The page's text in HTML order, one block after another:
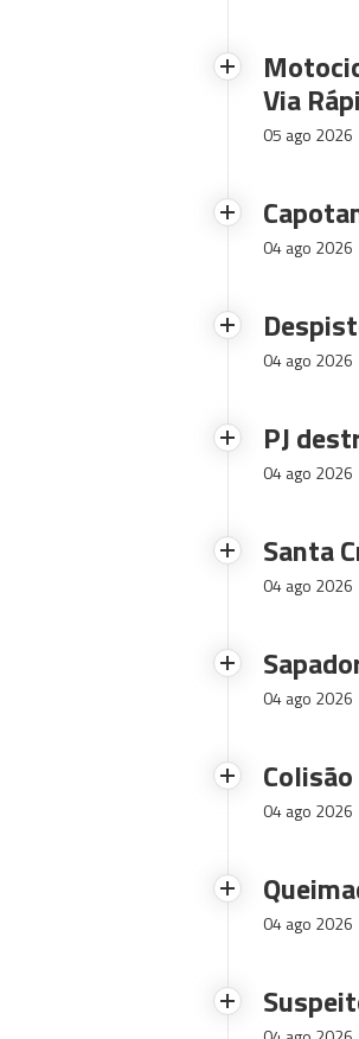
Via
05 ago 2026
04 ago 2026
04 ago 2026
PJ
04 ago 2026
Santa
04 ago 2026
04 ago 2026
04 ago 2026
04 ago 2026